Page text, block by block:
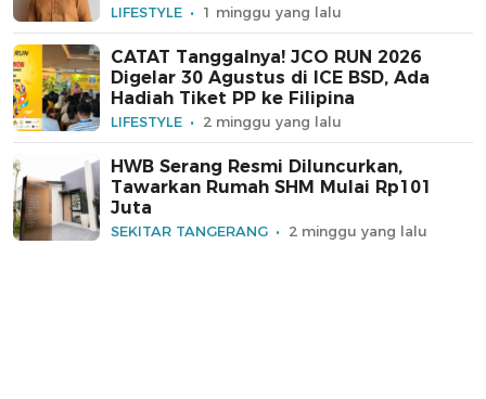
LIFESTYLE 1 minggu yang lalu
CATAT Tanggalnya! JCO RUN 2026
Digelar 30 Agustus di ICE BSD, Ada
Hadiah Tiket PP ke Filipina
LIFESTYLE 2 minggu yang lalu
HWB Serang Resmi Diluncurkan,
Tawarkan Rumah SHM Mulai Rp101
Juta
SEKITAR TANGERANG 2 minggu yang lalu